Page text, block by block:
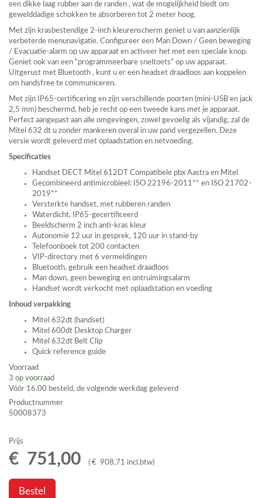
een dikke laag rubber aan de randen , wat de mogelijkheid biedt om
gewelddadige schokken te absorberen tot 2 meter hoog.
Met zijn krasbestendige 2-inch kleurenscherm geniet u van aanzienlijk
verbeterde menunavigatie. Configureer een Man Down / Geen beweging
/ Evacuatie-alarm op uw apparaat en activeer het met een speciale knop.
Geniet ook van een “programmeerbare sneltoets” op uw apparaat.
Uitgerust met Bluetooth , kunt u er een headset draadloos aan koppelen
om handsfree te communiceren.
Met zijn IP65-certificering en zijn verschillende poorten (mini-USB en jack
2,5 mm) beschermd, heb je recht op een tweede kans met je apparaat.
Perfect aangepast aan alle omgevingen, zowel gevoelig als vijandig, zal de
Mitel 632 dt u zonder mankeren overal in uw pand vergezellen. Deze
versie wordt geleverd met oplaadstation en netvoeding.
Specificaties
Handset DECT
Mitel 612DT Compatibele pbx Aastra en Mitel
Gecombineerd antimicrobieel: ISO 22196-2011** en ISO 21702-
2019**
Versterkte handset, met rubberen randen
Waterdicht, IP65-gecertificeerd
Beeldscherm 2 inch anti-kras kleur
Autonomie 12 uur in gesprek, 120 uur in stand-by
Telefoonboek tot 200 contacten
VIP-directory met 6 vermeldingen
Bluetooth, gebruik een headset draadloos
Man down, geen beweging en ontruimingsalarm
Handset wordt verkocht met oplaadstation en voeding
Inhoud verpakking
Mitel 632dt (handset)
Mitel 600dt Desktop Charger
Mitel 632dt Belt Clip
Quick reference guide
Voorraad
3 op voorraad
Vóór 16.00 besteld, de volgende werkdag geleverd
Productnummer
50008373
Prijs
€ 751,00 ( € 908,71 incl.btw)
Bestel